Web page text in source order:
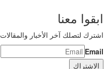
ابقوا معنا
اشترك لتصلك آخر الأخبار والمقالات
Email